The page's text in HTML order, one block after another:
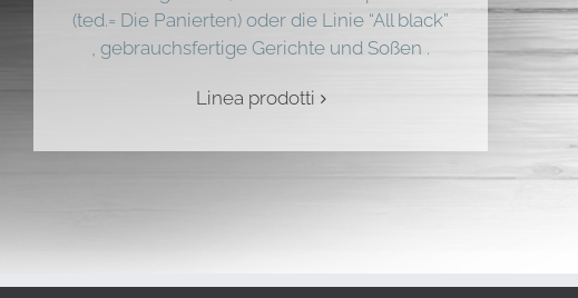
(ted.= Die Panierten) oder die Linie “All black”
, gebrauchsfertige Gerichte und Soßen .
Linea prodotti